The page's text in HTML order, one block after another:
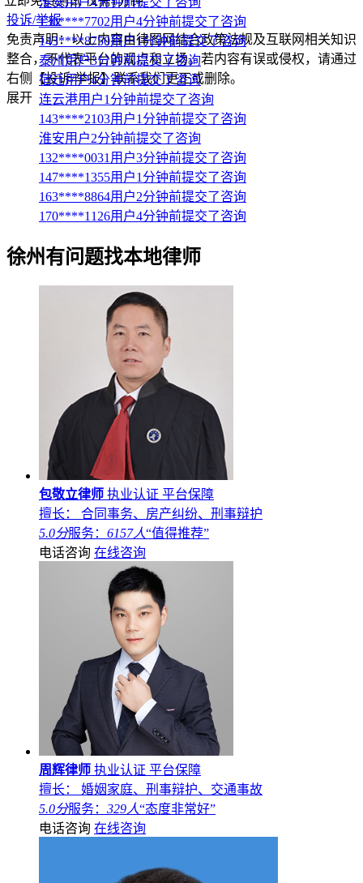
投诉/举报
免责声明：以上内容由律图网结合政策法规及互联网相关知识
整合，不代表平台的观点和立场。若内容有误或侵权，请通过
右侧【投诉/举报】联系我们更正或删除。
展开
130****7702用户4分钟前提交了咨询
143****8750用户1分钟前提交了咨询
泰州用户3分钟前提交了咨询
宿迁用户4分钟前提交了咨询
连云港用户1分钟前提交了咨询
143****2103用户1分钟前提交了咨询
淮安用户2分钟前提交了咨询
132****0031用户3分钟前提交了咨询
147****1355用户1分钟前提交了咨询
163****8864用户2分钟前提交了咨询
170****1126用户4分钟前提交了咨询
徐州有问题找本地律师
包敬立律师 执业认证 平台保障
擅长： 合同事务、房产纠纷、刑事辩护
5.0分服务： 6157人“值得推荐”
电话咨询 在线咨询
周辉律师 执业认证 平台保障
擅长： 婚姻家庭、刑事辩护、交通事故
5.0分服务： 329人“态度非常好”
电话咨询 在线咨询